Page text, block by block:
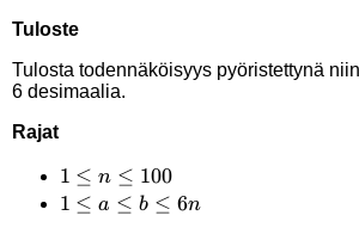
Tuloste
Tulosta todennäköisyys pyöristettynä
6 desimaalia.
Rajat
1
\le
1 ≤ n ≤ 100
1
1 ≤ a ≤ b ≤ 6n